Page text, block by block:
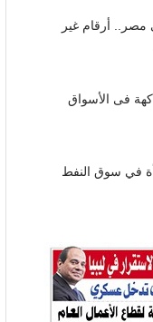
أرقام غير
فى الأسواق
في سوق النفط